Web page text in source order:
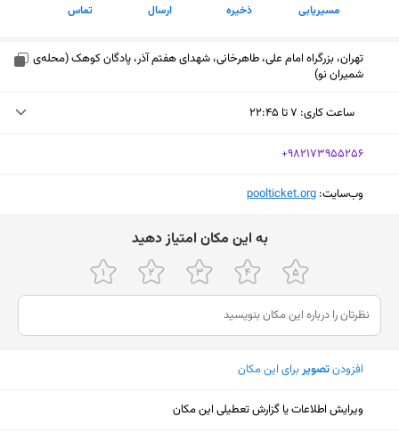
مسیریابی ذخیره ارسال تماس
تهران، بزرگراه امام علی، طاهرخانی، شهدای هفتم آذر، پادگان کوهک (محله‌ی
شمیران نو)
ساعت کاری: ۷ تا ۲۲:۴۵
چهارشنبه (امروز)
یکشنبه
۸:۳۰ تا ۲۳
دوشنبه
۷ تا ۲۲:۴۵
سه‌شنبه
‎+982173955256
وب‌سایت: ‎poolticket.org
ﺑﻪ اﯾﻦ ﻣﮑﺎن اﻣﺘﯿﺎز دﻫﯿﺪ
افزودنتصویربرای این مکان
ویرایش اطلاعات یا گزارش تعطیلی این مکان